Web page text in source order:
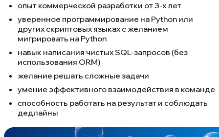
опыт коммерческой разработки от 3-х лет
уверенное программирование на Python или
других скриптовых языках с желанием
мигрировать на Python
навык написания чистых SQL-запросов (без
использования ORM)
желание решать сложные задачи
умение эффективного взаимодействия в команде
способность работать на результат и соблюдать
дедлайны